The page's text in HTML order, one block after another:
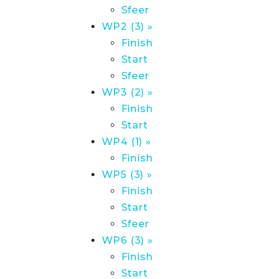
Sfeer
WP2 (3) »
Finish
Start
Sfeer
WP3 (2) »
Finish
Start
WP4 (1) »
Finish
WP5 (3) »
Finish
Start
Sfeer
WP6 (3) »
Finish
Start